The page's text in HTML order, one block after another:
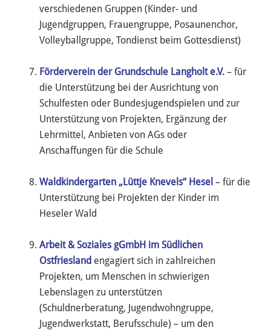
verschiedenen Gruppen (Kinder- und
Jugendgruppen, Frauengruppe, Posaunenchor,
Volleyballgruppe, Tondienst beim Gottesdienst)
Förderverein der Grundschule Langholt e.V.– für
die Unterstützung bei der Ausrichtung von
Schulfesten oder Bundesjugendspielen und zur
Unterstützung von Projekten, Ergänzung der
Lehrmittel, Anbieten von AGs oder
Anschaffungen für die Schule
Waldkindergarten „Lüttje Knevels“ Hesel – für die
Unterstützung bei Projekten der Kinder im
Heseler Wald
Arbeit & Soziales gGmbH im Südlichen
Ostfriesland engagiert sich in zahlreichen
Projekten, um Menschen in schwierigen
Lebenslagen zu unterstützen
(Schuldnerberatung, Jugendwohngruppe,
Jugendwerkstatt, Berufsschule) – um den